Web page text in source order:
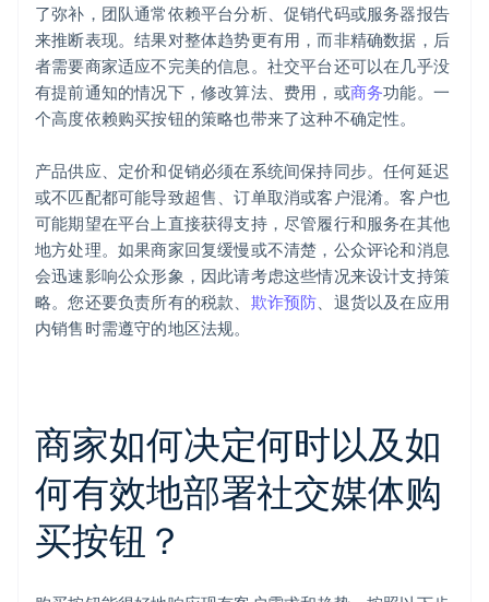
了弥补，团队通常依赖平台分析、促销代码或服务器报告
来推断表现。结果对整体趋势更有用，而非精确数据，后
者需要商家适应不完美的信息。社交平台还可以在几乎没
有提前通知的情况下，修改算法、费用，或商务功能。一
个高度依赖购买按钮的策略也带来了这种不确定性。
产品供应、定价和促销必须在系统间保持同步。任何延迟
或不匹配都可能导致超售、订单取消或客户混淆。客户也
可能期望在平台上直接获得支持，尽管履行和服务在其他
地方处理。如果商家回复缓慢或不清楚，公众评论和消息
会迅速影响公众形象，因此请考虑这些情况来设计支持策
略。您还要负责所有的税款、 欺诈预防、退货以及在应用
内销售时需遵守的地区法规。
商家如何决定何时以及如
何有效地部署社交媒体购
买按钮？